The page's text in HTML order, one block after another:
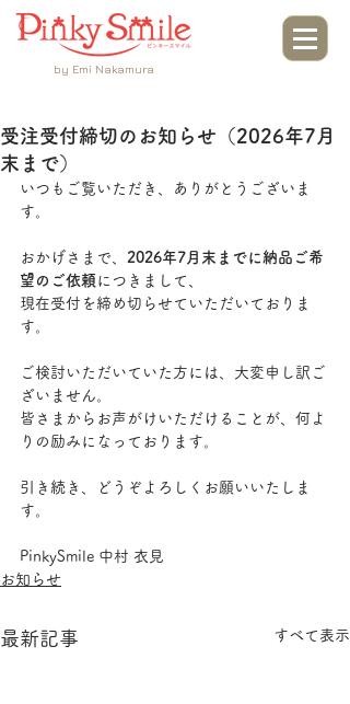
by Emi Nakamura
受注受付締切のお知らせ（2026年7月
末まで）
いつもご覧いただき、ありがとうございま
す。
おかげさまで、 2026年7月末までに納品ご希
望のご依頼 につきまして、
現在受付を締め切らせていただいておりま
す。
ご検討いただいていた方には、大変申し訳ご
ざいません。
皆さまからお声がけいただけることが、何よ
りの励みになっております。
引き続き、どうぞよろしくお願いいたしま
す。
PinkySmile 中村 衣見
お知らせ
最新記事 すべて表示